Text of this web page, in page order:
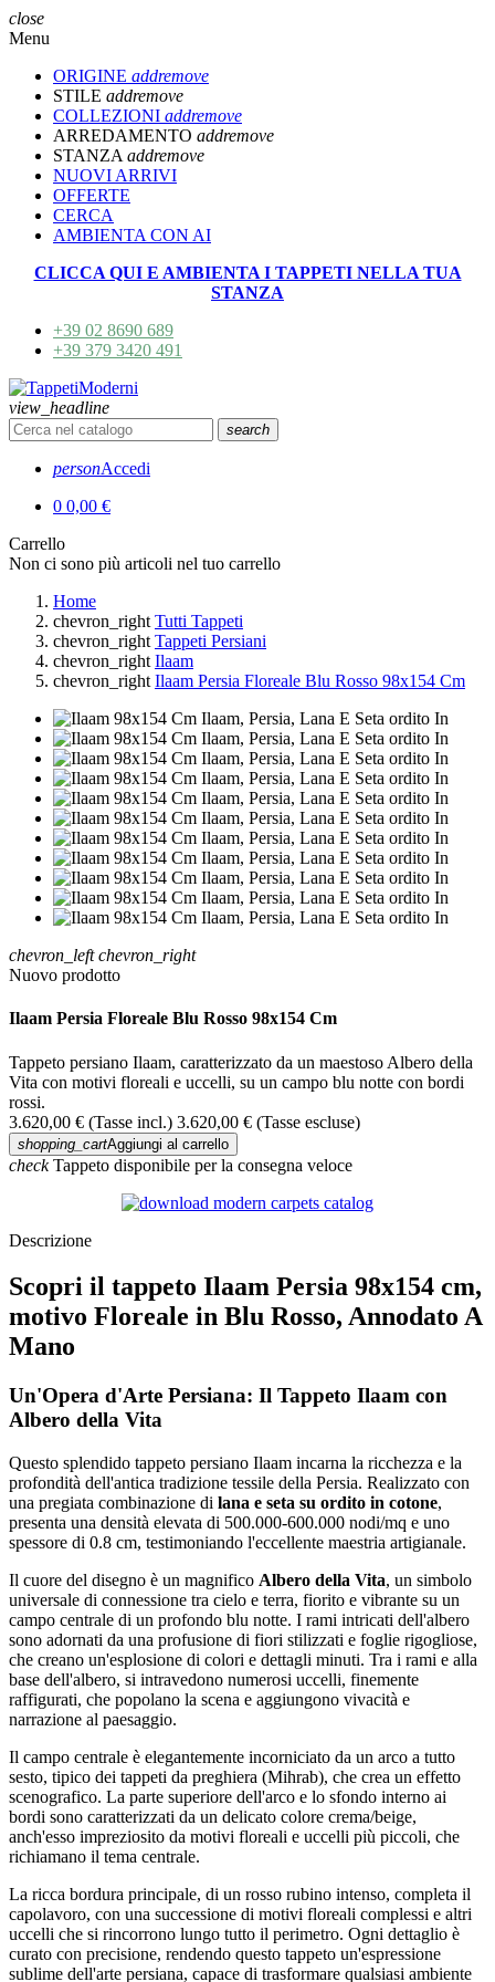
close
Menu
ORIGINE addremove
STILE addremove
COLLEZIONI addremove
ARREDAMENTO addremove
STANZA addremove
NUOVI ARRIVI
OFFERTE
CERCA
AMBIENTA CON AI
CLICCA QUI E AMBIENTA I TAPPETI NELLA TUA
STANZA
+39 02 8690 689
+39 379 3420 491
view_headline
search
personAccedi
0 0,00 €
Carrello
Non ci sono più articoli nel tuo carrello
Home
chevron_right Tutti Tappeti
chevron_right Tappeti Persiani
chevron_right Ilaam
chevron_right Ilaam Persia Floreale Blu Rosso 98x154 Cm
chevron_left chevron_right
Nuovo prodotto
Ilaam Persia Floreale Blu Rosso 98x154 Cm
Tappeto persiano Ilaam, caratterizzato da un maestoso Albero della
Vita con motivi floreali e uccelli, su un campo blu notte con bordi
rossi.
3.620,00 € (Tasse incl.) 3.620,00 € (Tasse escluse)
shopping_cartAggiungi al carrello
checkTappeto disponibile per la consegna veloce
Descrizione
Scopri il tappeto Ilaam Persia 98x154 cm,
motivo Floreale in Blu Rosso, Annodato A
Mano
Un'Opera d'Arte Persiana: Il Tappeto Ilaam con
Albero della Vita
Questo splendido tappeto persiano Ilaam incarna la ricchezza e la
profondità dell'antica tradizione tessile della Persia. Realizzato con
una pregiata combinazione di lana e seta su ordito in cotone,
presenta una densità elevata di 500.000-600.000 nodi/mq e uno
spessore di 0.8 cm, testimoniando l'eccellente maestria artigianale.
Il cuore del disegno è un magnifico Albero della Vita, un simbolo
universale di connessione tra cielo e terra, fiorito e vibrante su un
campo centrale di un profondo blu notte. I rami intricati dell'albero
sono adornati da una profusione di fiori stilizzati e foglie rigogliose,
che creano un'esplosione di colori e dettagli minuti. Tra i rami e alla
base dell'albero, si intravedono numerosi uccelli, finemente
raffigurati, che popolano la scena e aggiungono vivacità e
narrazione al paesaggio.
Il campo centrale è elegantemente incorniciato da un arco a tutto
sesto, tipico dei tappeti da preghiera (Mihrab), che crea un effetto
scenografico. La parte superiore dell'arco e lo sfondo interno ai
bordi sono caratterizzati da un delicato colore crema/beige,
anch'esso impreziosito da motivi floreali e uccelli più piccoli, che
richiamano il tema centrale.
La ricca bordura principale, di un rosso rubino intenso, completa il
capolavoro, con una successione di motivi floreali complessi e altri
uccelli che si rincorrono lungo tutto il perimetro. Ogni dettaglio è
curato con precisione, rendendo questo tappeto un'espressione
sublime dell'arte persiana, capace di trasformare qualsiasi ambiente